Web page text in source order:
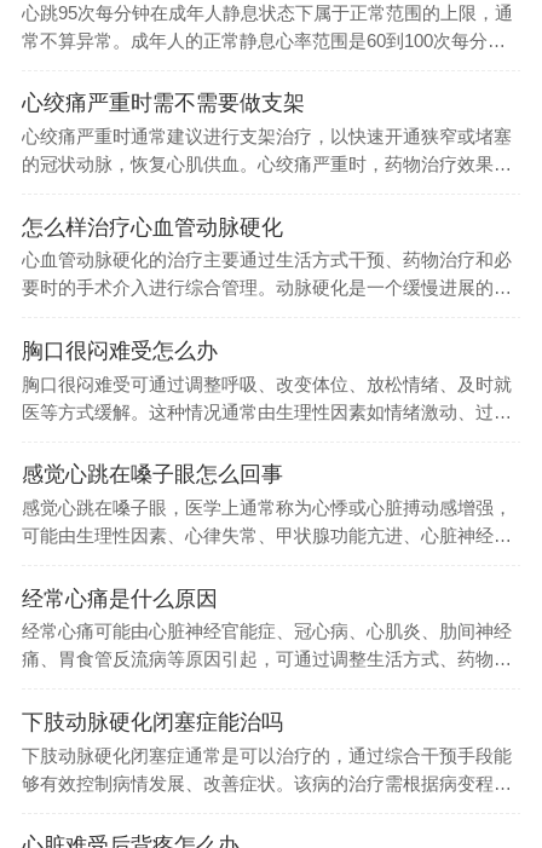
心跳95次每分钟在成年人静息状态下属于正常范围的上限，通
常不算异常。成年人的正常静息心率范围是60到100次每分
心绞痛严重时需不需要做支架
心绞痛严重时通常建议进行支架治疗，以快速开通狭窄或堵塞
的冠状动脉，恢复心肌供血。心绞痛严重时，药物治疗效果往
怎么样治疗心血管动脉硬化
心血管动脉硬化的治疗主要通过生活方式干预、药物治疗和必
要时的手术介入进行综合管理。动脉硬化是一个缓慢进展的过
胸口很闷难受怎么办
胸口很闷难受可通过调整呼吸、改变体位、放松情绪、及时就
医等方式缓解。这种情况通常由生理性因素如情绪激动、过度
感觉心跳在嗓子眼怎么回事
感觉心跳在嗓子眼，医学上通常称为心悸或心脏搏动感增强，
可能由生理性因素、心律失常、甲状腺功能亢进、心脏神经官
经常心痛是什么原因
经常心痛可能由心脏神经官能症、冠心病、心肌炎、肋间神经
痛、胃食管反流病等原因引起，可通过调整生活方式、药物治
下肢动脉硬化闭塞症能治吗
下肢动脉硬化闭塞症通常是可以治疗的，通过综合干预手段能
够有效控制病情发展、改善症状。该病的治疗需根据病变程度